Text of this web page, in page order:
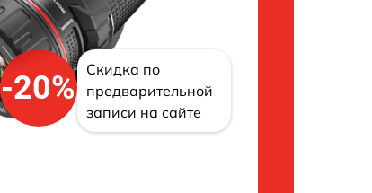
-20%
Скидка по
предварительной
записи на сайте